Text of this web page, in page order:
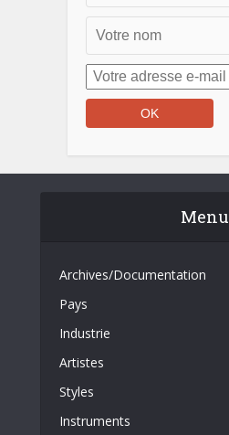
Menu
Archives/Documentation
Pays
Industrie
Artistes
Styles
Instruments